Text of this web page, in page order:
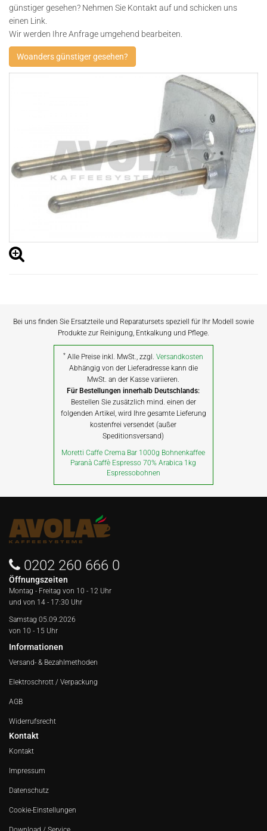
günstiger gesehen? Nehmen Sie Kontakt auf und schicken uns
einen Link.
Wir werden Ihre Anfrage umgehend bearbeiten.
Woanders günstiger gesehen?
Bei uns finden Sie Ersatzteile und Reparatursets speziell für Ihr Modell sowie
Produkte zur Reinigung, Entkalkung und Pflege.
* Alle Preise inkl. MwSt., zzgl.Versandkosten
Abhängig von der Lieferadresse kann die
MwSt. an der Kasse variieren.
Für Bestellungen innerhalb Deutschlands:
Bestellen Sie zusätzlich mind. einen der
folgenden Artikel, wird Ihre gesamte Lieferung
kostenfrei versendet (außer
Speditionsversand)
Moretti Caffe Crema Bar 1000g Bohnenkaffee
Paranà Caffè Espresso 70% Arabica 1kg
Espressobohnen
0202 260 666 0
Öffnungszeiten
Montag - Freitag von 10 - 12 Uhr
und von 14 - 17:30 Uhr
Samstag 05.09.2026
von 10 - 15 Uhr
Informationen
Versand- & Bezahlmethoden
Elektroschrott / Verpackung
AGB
Widerrufsrecht
Kontakt
Kontakt
Impressum
Datenschutz
Cookie-Einstellungen